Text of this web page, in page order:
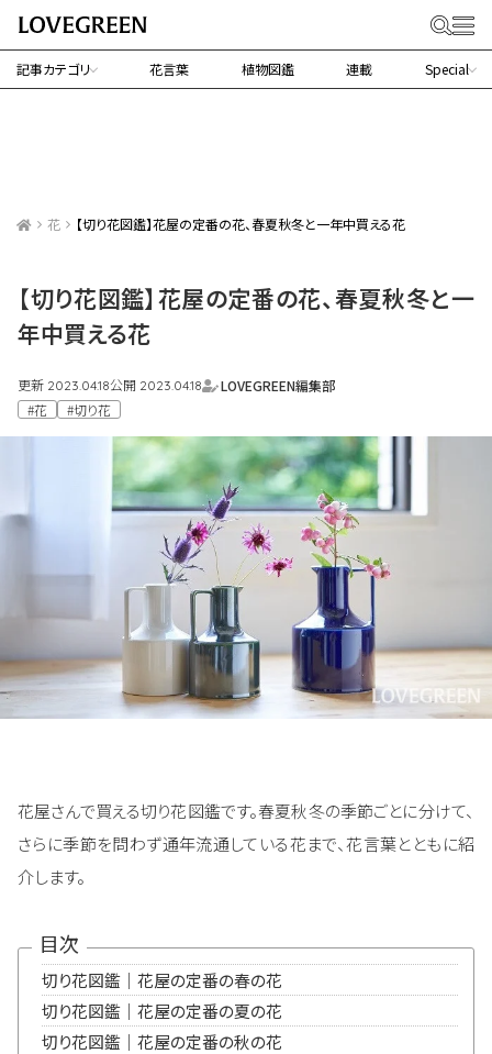
記事カテゴリ 花言葉 植物図鑑 連載 Special
花 【切り花図鑑】花屋の定番の花、春夏秋冬と一年中買える花
【切り花図鑑】花屋の定番の花、春夏秋冬と一
年中買える花
更新 2023.04.18公開 2023.04.18
LOVEGREEN編集部
#花
#切り花
花屋さんで買える切り花図鑑です。春夏秋冬の季節ごとに分けて、
さらに季節を問わず通年流通している花まで、花言葉とともに紹
介します。
目次
切り花図鑑｜花屋の定番の春の花
切り花図鑑｜花屋の定番の夏の花
切り花図鑑｜花屋の定番の秋の花